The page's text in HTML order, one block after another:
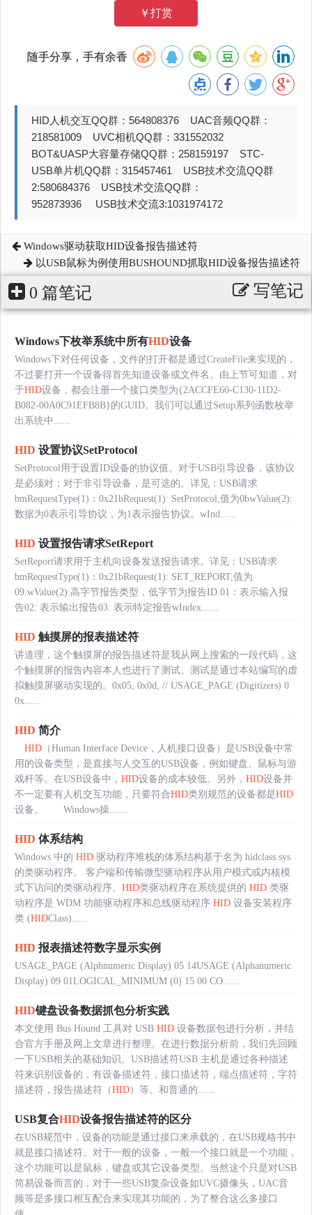
￥打赏
随手分享，手有余香
HID人机交互QQ群：564808376 UAC音频QQ群：
218581009 UVC相机QQ群：331552032
BOT&UASP大容量存储QQ群：258159197 STC-
USB单片机QQ群：315457461 USB技术交流QQ群
2:580684376 USB技术交流QQ群：
952873936 USB技术交流3:1031974172
Windows驱动获取HID设备报告描述符
以USB鼠标为例使用BUSHOUND抓取HID设备报告描述符
0 篇笔记 写笔记
Windows下枚举系统中所有HID设备
Windows下对任何设备，文件的打开都是通过CreateFile来实现的，
不过要打开一个设备得首先知道设备或文件名。由上节可知道，对
于HID设备，都会注册一个接口类型为{2ACCFE60-C130-11D2-
B082-00A0C91EFB8B}的GUID。我们可以通过Setup系列函数枚举
出系统中......
HID 设置协议SetProtocol
SetProtocol用于设置ID设备的协议值。对于USB引导设备，该协议
是必须对；对于非引导设备，是可选的。详见：USB请求
bmRequestType(1)：0x21bRequest(1): SetProtocol,值为0bwValue(2):
数据为0表示引导协议，为1表示报告协议。wInd......
HID 设置报告请求SetReport
SetReport请求用于主机向设备发送报告请求。详见：USB请求
bmRequestType(1)：0x21bRequest(1): SET_REPORT,值为
09.wValue(2):高字节报告类型，低字节为报告ID.01：表示输入报
告02: 表示输出报告03: 表示特定报告wIndex......
HID 触摸屏的报表描述符
讲道理，这个触摸屏的报告描述符是我从网上搜索的一段代码，这
个触摸屏的报告内容本人也进行了测试。测试是通过本站编写的虚
拟触摸屏驱动实现的。0x05, 0x0d, // USAGE_PAGE (Digitizers) 0
0x......
HID 简介
HID （Human Interface Device，人机接口设备）是USB设备中常
用的设备类型，是直接与人交互的USB设备，例如键盘、鼠标与游
戏杆等。在USB设备中， HID设备的成本较低。另外， HID设备并
不一定要有人机交互功能，只要符合HID类别规范的设备都是HID
设备。 Windows操......
HID 体系结构
Windows 中的 HID 驱动程序堆栈的体系结构基于名为 hidclass.sys
的类驱动程序。 客户端和传输微型驱动程序从用户模式或内核模
式下访问的类驱动程序。 HID类驱动程序在系统提供的 HID 类驱
动程序是 WDM 功能驱动程序和总线驱动程序 HID 设备安装程序
类 (HIDClass)......
HID 报表描述符数字显示实例
USAGE_PAGE (Alphnumeric Display) 05 14USAGE (Alphanumeric
Display) 09 01LOGICAL_MINIMUM (0) 15 00 CO......
HID键盘设备数据抓包分析实践
本文使用 Bus Hound 工具对 USB HID 设备数据包进行分析，并结
合官方手册及网上文章进行整理。在进行数据分析前，我们先回顾
一下USB相关的基础知识。USB描述符USB 主机是通过各种描述
符来识别设备的，有设备描述符，接口描述符，端点描述符，字符
描述符，报告描述符（HID）等。和普通的......
USB复合HID设备报告描述符的区分
在USB规范中，设备的功能是通过接口来承载的，在USB规格书中
就是接口描述符。对于一般的设备，一般一个接口就是一个功能，
这个功能可以是鼠标，键盘或其它设备类型。当然这个只是对USB
简易设备而言的，对于一些USB复杂设备如UVC摄像头，UAC音
频等是多接口相互配合来实现其功能的，为了整合这么多接口